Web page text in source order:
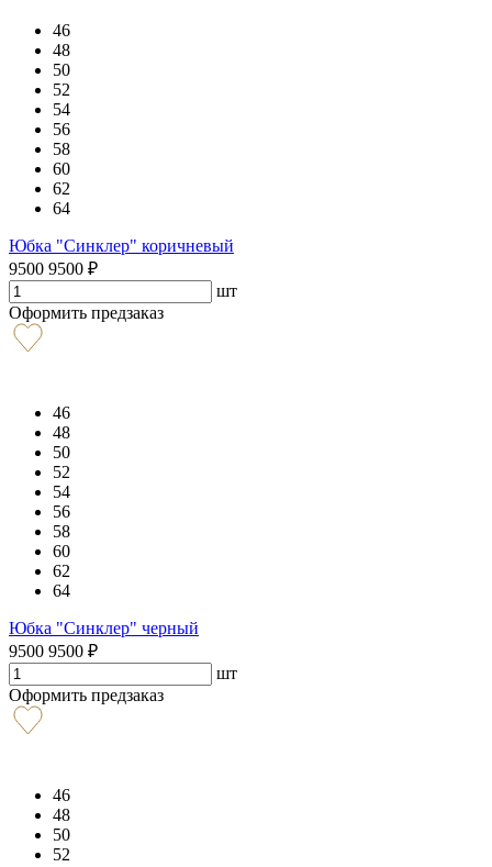
46
48
50
52
54
56
58
60
62
64
Юбка "Синклер" коричневый
9500 9500 ₽
шт
Оформить предзаказ
46
48
50
52
54
56
58
60
62
64
Юбка "Синклер" черный
9500 9500 ₽
шт
Оформить предзаказ
46
48
50
52